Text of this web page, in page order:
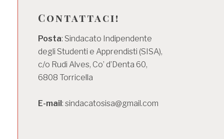
Contattaci!
Posta: Sindacato Indipendente
degli Studenti e Apprendisti (SISA),
c/o Rudi Alves, Co’ d’Denta 60,
6808 Torricella
E-mail: sindacatosisa@gmail.com